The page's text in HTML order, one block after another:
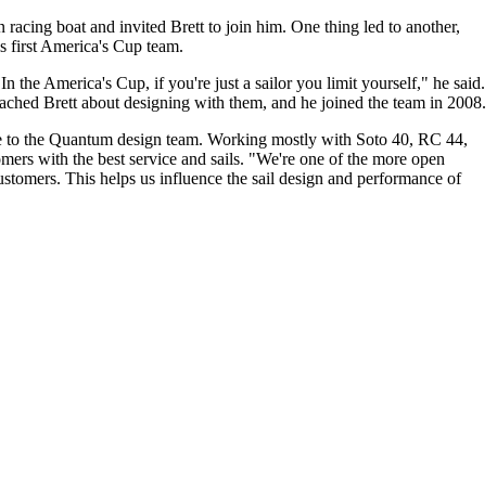
boat and invited Brett to join him. One thing led to another,
first America's Cup team.
the America's Cup, if you're just a sailor you limit yourself," he said.
Brett about designing with them, and he joined the team in 2008.
the Quantum design team. Working mostly with Soto 40, RC 44,
with the best service and sails. "We're one of the more open
This helps us influence the sail design and performance of